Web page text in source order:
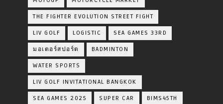
THE FIGHTER EVOLUTION STREET FIGHT
LIV GOLF LOGISTIC SEA GAMES 33RD
มอเตอร์สปอร์ต BADMINTON
WATER SPORTS
LIV GOLF INVITATIONAL BANGKOK
SEA GAMES 2025 SUPER CAR BIMS45TH